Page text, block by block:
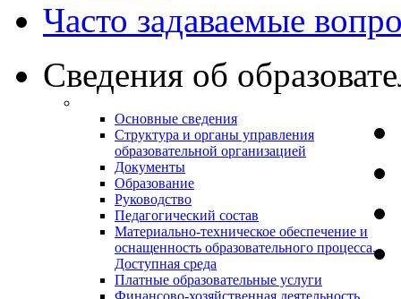
Часто задаваемые
Сведения об
Основные сведения
Структура и органы управления
образовательной организацией
Документы
Образование
Руководство
Педагогический состав
Материально-техническое обеспечение и
оснащенность образовательного процесса.
Доступная среда
Платные образовательные услуги
Финансово-хозяйственная деятельность